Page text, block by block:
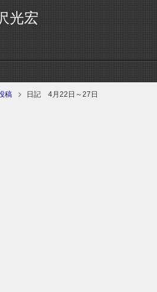
光宏
稿 日記 4月22日～27日